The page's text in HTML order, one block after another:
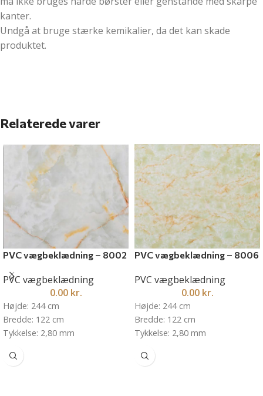
kanter.
Undgå at bruge stærke kemikalier, da det kan skade
produktet.
Relaterede varer
PVC vægbeklædning – 8002
PVC vægbeklædning
0.00 kr.
Højde: 244 cm
Bredde: 122 cm
Tykkelse: 2,80 mm
PVC vægbeklædning – 8006
PVC vægbeklædning
0.00 kr.
Højde: 244 cm
Bredde: 122 cm
Tykkelse: 2,80 mm